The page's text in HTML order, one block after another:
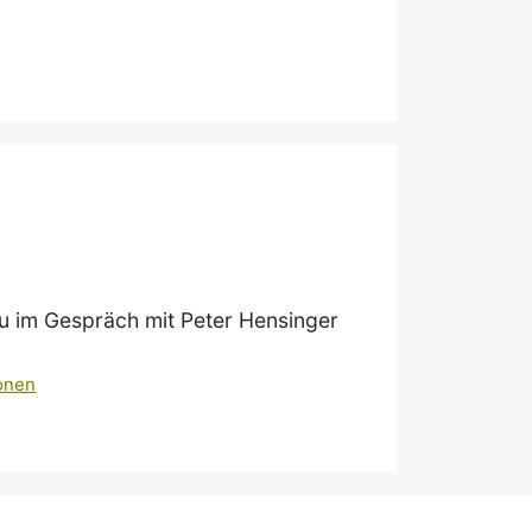
im Gespräch mit Peter Hensinger